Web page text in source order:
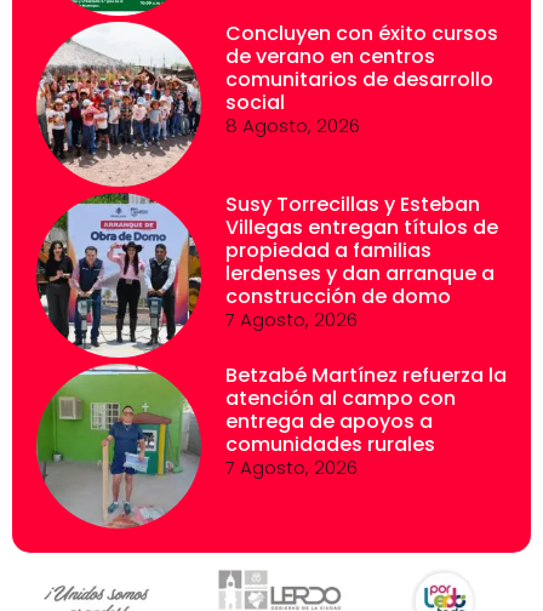
Concluyen con éxito cursos
de verano en centros
comunitarios de desarrollo
social
8 Agosto, 2026
Susy Torrecillas y Esteban
Villegas entregan títulos de
propiedad a familias
lerdenses y dan arranque a
construcción de domo
7 Agosto, 2026
Betzabé Martínez refuerza la
atención al campo con
entrega de apoyos a
comunidades rurales
7 Agosto, 2026